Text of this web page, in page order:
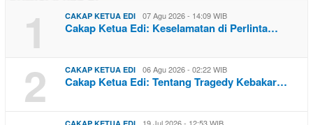
1 CAKAP KETUA EDI 07 Agu 2026 - 14:09 WIB
Cakap Ketua Edi: Keselamatan di Perlinta…
2 CAKAP KETUA EDI 06 Agu 2026 - 02:22 WIB
Cakap Ketua Edi: Tentang Tragedy Kebakar…